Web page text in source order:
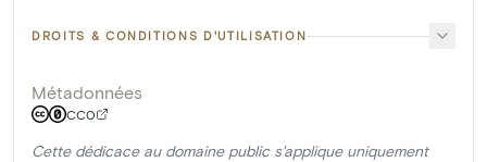
DROITS & CONDITIONS D'UTILISATION
Métadonnées
CC0
Cette dédicace au domaine public s'applique uniquement